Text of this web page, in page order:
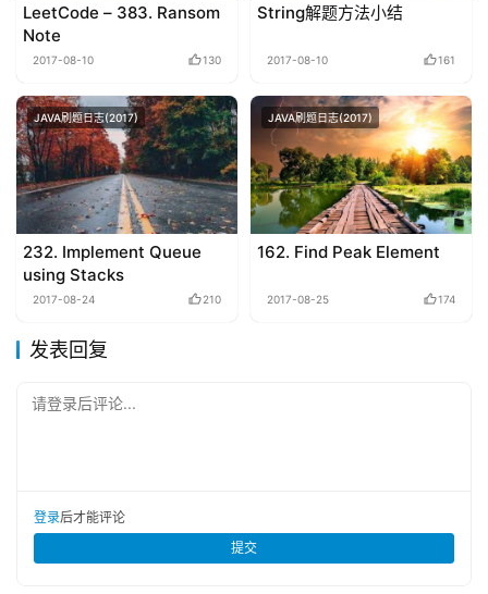
LeetCode – 383. Ransom
Note
2017-08-10 130
String解题方法小结
2017-08-10 161
JAVA刷题日志(2017)
232. Implement Queue
using Stacks
2017-08-24 210
JAVA刷题日志(2017)
162. Find Peak Element
2017-08-25 174
发表回复
请登录后评论...
登录后才能评论
提交